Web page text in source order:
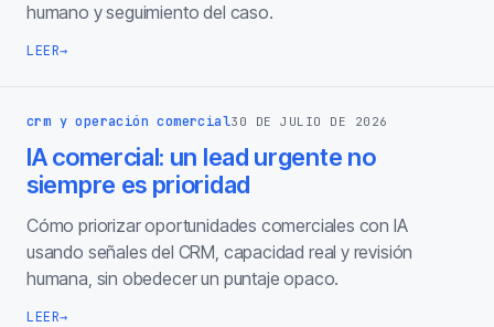
humano y seguimiento del caso.
LEER→
crm y operación comercial30 DE JULIO DE 2026
IA comercial: un lead urgente no
siempre es prioridad
Cómo priorizar oportunidades comerciales con IA
usando señales del CRM, capacidad real y revisión
humana, sin obedecer un puntaje opaco.
LEER→